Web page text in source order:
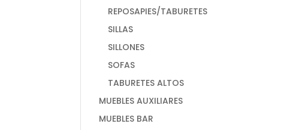
REPOSAPIES/TABURETES
SILLAS
SILLONES
SOFAS
TABURETES ALTOS
MUEBLES AUXILIARES
MUEBLES BAR